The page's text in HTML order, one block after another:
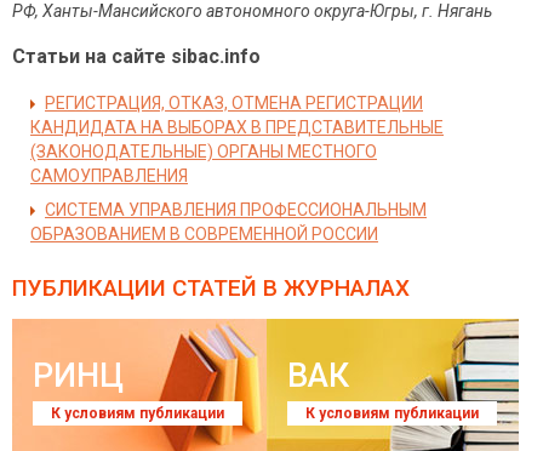
РФ, Ханты-Мансийского автономного округа-Югры, г. Нягань
Статьи на сайте sibac.info
РЕГИСТРАЦИЯ, ОТКАЗ, ОТМЕНА РЕГИСТРАЦИИ
КАНДИДАТА НА ВЫБОРАХ В ПРЕДСТАВИТЕЛЬНЫЕ
(ЗАКОНОДАТЕЛЬНЫЕ) ОРГАНЫ МЕСТНОГО
САМОУПРАВЛЕНИЯ
СИСТЕМА УПРАВЛЕНИЯ ПРОФЕССИОНАЛЬНЫМ
ОБРАЗОВАНИЕМ В СОВРЕМЕННОЙ РОССИИ
ПУБЛИКАЦИИ СТАТЕЙ В ЖУРНАЛАХ
РИНЦ
К условиям публикации
ВАК
К условиям публикации